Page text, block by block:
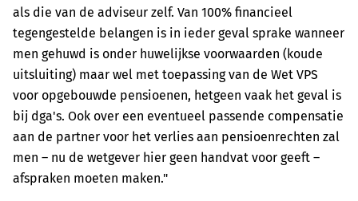
als die van de adviseur zelf. Van 100% financieel
tegengestelde belangen is in ieder geval sprake wanneer
men gehuwd is onder huwelijkse voorwaarden (koude
uitsluiting) maar wel met toepassing van de Wet VPS
voor opgebouwde pensioenen, hetgeen vaak het geval is
bij dga's. Ook over een eventueel passende compensatie
aan de partner voor het verlies aan pensioenrechten zal
men – nu de wetgever hier geen handvat voor geeft –
afspraken moeten maken."